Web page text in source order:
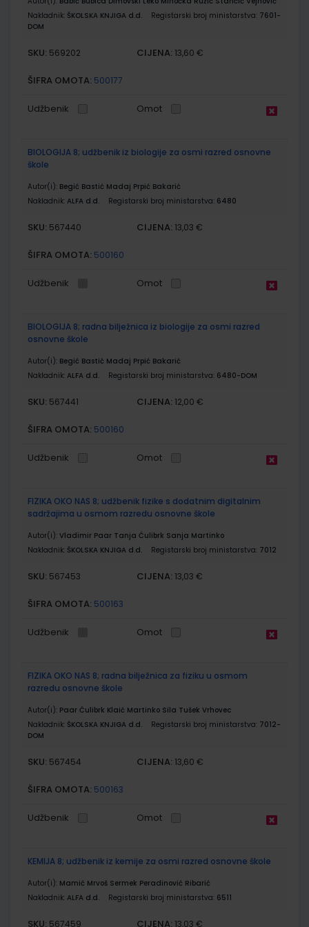
Nakladnik: ŠKOLSKA KNJIGA d.d. Registarski broj ministarstva: 7601-
DOM
SKU: 569202 CIJENA: 13,60 €
ŠIFRA OMOTA: 500177
Udžbenik Omot
BIOLOGIJA 8; udžbenik iz biologije za osmi razred osnovne
škole
Autor(i): Begić Bastić Madaj Prpić Bakarić
Nakladnik: ALFA d.d. Registarski broj ministarstva: 6480
SKU: 567440 CIJENA: 13,03 €
ŠIFRA OMOTA: 500160
Udžbenik Omot
BIOLOGIJA 8; radna bilježnica iz biologije za osmi razred
osnovne škole
Autor(i): Begić Bastić Madaj Prpić Bakarić
Nakladnik: ALFA d.d. Registarski broj ministarstva: 6480-DOM
SKU: 567441 CIJENA: 12,00 €
ŠIFRA OMOTA: 500160
Udžbenik Omot
FIZIKA OKO NAS 8; udžbenik fizike s dodatnim digitalnim
sadržajima u osmom razredu osnovne škole
Autor(i): Vladimir Paar Tanja Ćulibrk Sanja Martinko
Nakladnik: ŠKOLSKA KNJIGA d.d. Registarski broj ministarstva: 7012
SKU: 567453 CIJENA: 13,03 €
ŠIFRA OMOTA: 500163
Udžbenik Omot
FIZIKA OKO NAS 8; radna bilježnica za fiziku u osmom
razredu osnovne škole
Autor(i): Paar Ćulibrk Klaić Martinko Sila Tušek Vrhovec
Nakladnik: ŠKOLSKA KNJIGA d.d. Registarski broj ministarstva: 7012-
DOM
SKU: 567454 CIJENA: 13,60 €
ŠIFRA OMOTA: 500163
Udžbenik Omot
KEMIJA 8; udžbenik iz kemije za osmi razred osnovne škole
Autor(i): Mamić Mrvoš Sermek Peradinović Ribarić
Nakladnik: ALFA d.d. Registarski broj ministarstva: 6511
SKU: 567459 CIJENA: 13,03 €